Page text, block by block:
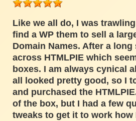
Like we all do, I was
find a WP them to sell a
Domain Names. After a long
across HTMLPIE which
boxes. I am always cynical
all looked pretty good, so I
and purchased the
of the box, but I had a few
tweaks to get it to work how